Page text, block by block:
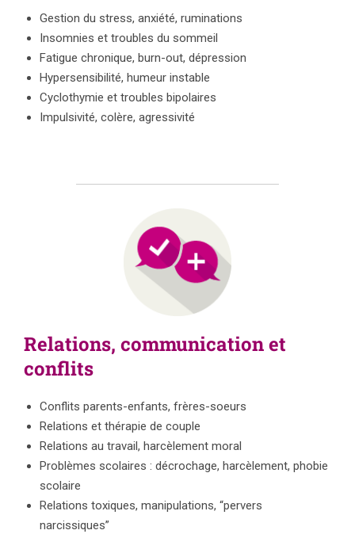
Gestion du stress, anxiété, ruminations
Insomnies et troubles du sommeil
Fatigue chronique, burn-out, dépression
Hypersensibilité, humeur instable
Cyclothymie et troubles bipolaires
Impulsivité, colère, agressivité
Relations, communication et
conflits
Conflits parents-enfants, frères-soeurs
Relations et thérapie de couple
Relations au travail, harcèlement moral
Problèmes scolaires : décrochage, harcèlement, phobie
scolaire
Relations toxiques, manipulations, “pervers
narcissiques”